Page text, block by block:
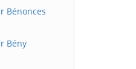
Bénonces
Bény